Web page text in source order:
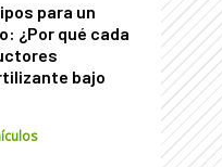
para un
¿Por qué cada
bajo